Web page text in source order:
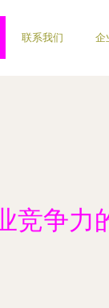
联系我们 企
竞争力